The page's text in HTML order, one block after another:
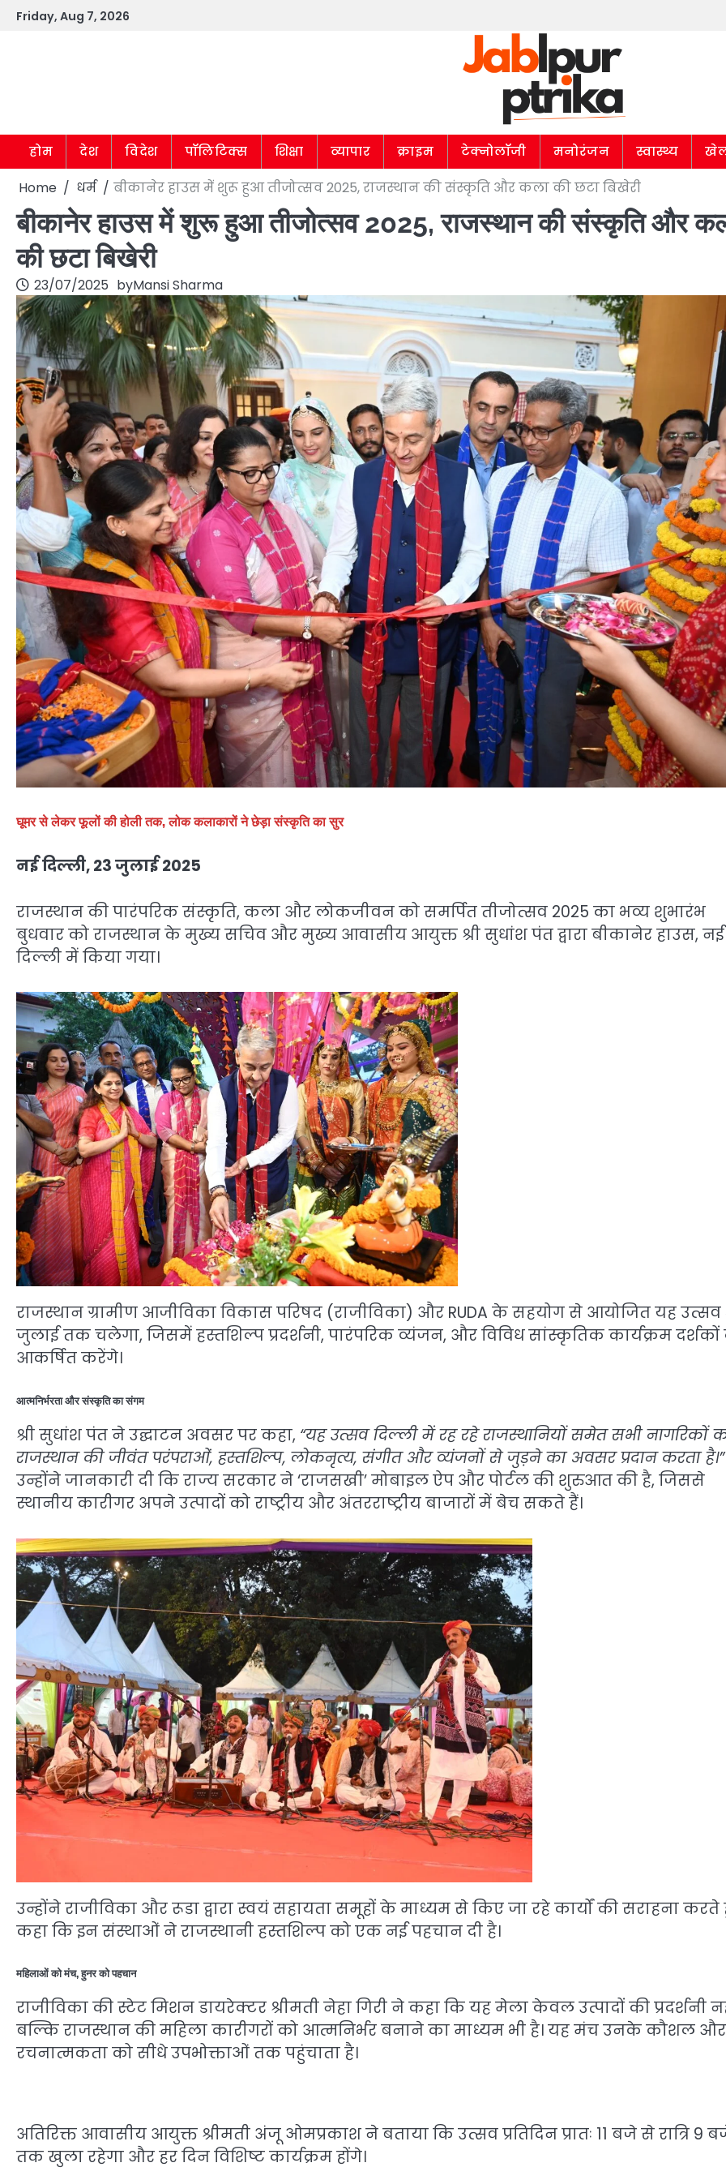
SkipFriday, Aug 7, 2026
होम देश विदेश पॉलिटिक्स शिक्षा व्यापार क्राइम टेक्नोलॉजी मनोरंजन स्वास्थ्य
Home धर्म बीकानेर हाउस में शुरू हुआ तीजोत्सव 2025, राजस्थान की संस्कृति और कला की छटा बिखेरी
बीकानेर हाउस में शुरू हुआ तीजोत्सव 2025, राजस्थान की संस्कृति और
की छटा बिखेरी
23/07/2025 byMansi Sharma
घूमर से लेकर फूलों की होली तक, लोक कलाकारों ने छेड़ा संस्कृति का सुर
नई दिल्ली, 23 जुलाई 2025
राजस्थान की पारंपरिक संस्कृति, कला और लोकजीवन को समर्पित तीजोत्सव 2025 का भव्य शुभारंभ
बुधवार को राजस्थान के मुख्य सचिव और मुख्य आवासीय आयुक्त श्री सुधांश पंत द्वारा बीकानेर हाउस, नई
दिल्ली में किया गया।
राजस्थान ग्रामीण आजीविका विकास परिषद (राजीविका) और RUDA के सहयोग से आयोजित यह उत्सव
जुलाई तक चलेगा, जिसमें हस्तशिल्प प्रदर्शनी, पारंपरिक व्यंजन, और विविध सांस्कृतिक कार्यक्रम दर्शकों
आकर्षित करेंगे।
आत्मनिर्भरता और संस्कृति का संगम
श्री सुधांश पंत ने उद्घाटन अवसर पर कहा, “यह उत्सव दिल्ली में रह रहे राजस्थानियों समेत सभी नागरिकों
राजस्थान की जीवंत परंपराओं, हस्तशिल्प, लोकनृत्य, संगीत और व्यंजनों से जुड़ने का अवसर प्रदान करता है।”
उन्होंने जानकारी दी कि राज्य सरकार ने ‘राजसखी’ मोबाइल ऐप और पोर्टल की शुरुआत की है, जिससे
स्थानीय कारीगर अपने उत्पादों को राष्ट्रीय और अंतरराष्ट्रीय बाजारों में बेच सकते हैं।
उन्होंने राजीविका और रूडा द्वारा स्वयं सहायता समूहों के माध्यम से किए जा रहे कार्यों की सराहना करते
कहा कि इन संस्थाओं ने राजस्थानी हस्तशिल्प को एक नई पहचान दी है।
महिलाओं को मंच, हुनर को पहचान
राजीविका की स्टेट मिशन डायरेक्टर श्रीमती नेहा गिरी ने कहा कि यह मेला केवल उत्पादों की प्रदर्शनी
बल्कि राजस्थान की महिला कारीगरों को आत्मनिर्भर बनाने का माध्यम भी है। यह मंच उनके कौशल और
रचनात्मकता को सीधे उपभोक्ताओं तक पहुंचाता है।
अतिरिक्त आवासीय आयुक्त श्रीमती अंजू ओमप्रकाश ने बताया कि उत्सव प्रतिदिन प्रातः 11 बजे से रात्रि 9
तक खुला रहेगा और हर दिन विशिष्ट कार्यक्रम होंगे।